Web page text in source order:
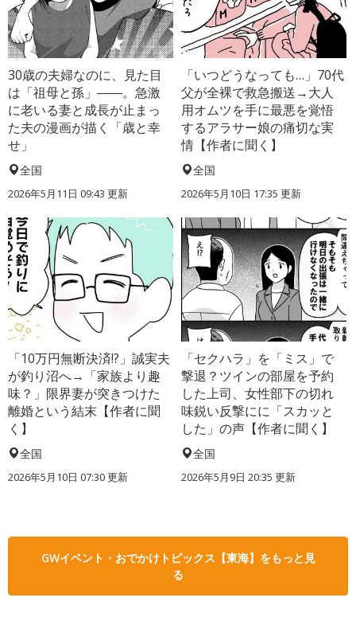
30歳の夫婦なのに、見た目
は「祖母と孫」――。急激
に老いる妻と成長が止まっ
た夫の漫画が描く「歳と幸
せ」
全国
2026年5月11日 09:43 更新
「いつどうなっても…」70代
父が全裸で救急搬送→大人
用オムツを手に最悪を覚悟
するアラサー娘の痛切な実
情【作者に聞く】
全国
2026年5月10日 17:35 更新
「10万円無断決済!?」誠実夫
が釣り沼へ→「家族より趣
味？」限界妻が突きつけた
離婚という結末【作者に聞
く】
全国
2026年5月10日 07:30 更新
「セクハラ」を「ミス」で
撃退？ツインの部屋を予約
した上司、女性部下の切れ
味鋭い反撃にに「スカッと
した」の声【作者に聞く】
全国
2026年5月9日 20:35 更新
GWイベント・おでかけトピックス【東海】をもっと見
る